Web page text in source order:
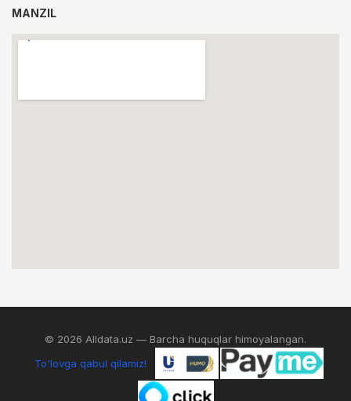
MANZIL
© 2026 Alldata.uz — Barcha huquqlar himoyalangan.
To'lovga qabul qilamiz!